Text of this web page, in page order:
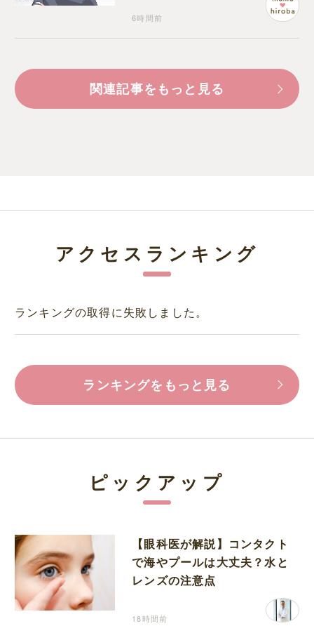
6時間前
関連記事をもっと見る
アクセスランキング
ランキングの取得に失敗しました。
ランキングをもっと見る
ピックアップ
【眼科医が解説】コンタクト
で海やプールは大丈夫？水と
レンズの注意点
18時間前